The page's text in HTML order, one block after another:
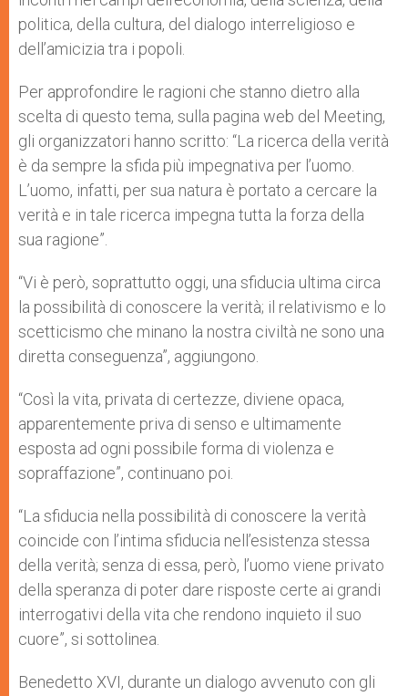
politica, della cultura, del dialogo interreligioso e
dell’amicizia tra i popoli.
Per approfondire le ragioni che stanno dietro alla
scelta di questo tema, sulla pagina web del Meeting,
gli organizzatori hanno scritto: “La ricerca della verità
è da sempre la sfida più impegnativa per l’uomo.
L’uomo, infatti, per sua natura è portato a cercare la
verità e in tale ricerca impegna tutta la forza della
sua ragione”.
“Vi è però, soprattutto oggi, una sfiducia ultima circa
la possibilità di conoscere la verità; il relativismo e lo
scetticismo che minano la nostra civiltà ne sono una
diretta conseguenza”, aggiungono.
“Così la vita, privata di certezze, diviene opaca,
apparentemente priva di senso e ultimamente
esposta ad ogni possibile forma di violenza e
sopraffazione”, continuano poi.
“La sfiducia nella possibilità di conoscere la verità
coincide con l’intima sfiducia nell’esistenza stessa
della verità; senza di essa, però, l’uomo viene privato
della speranza di poter dare risposte certe ai grandi
interrogativi della vita che rendono inquieto il suo
cuore”, si sottolinea.
Benedetto XVI, durante un dialogo avvenuto con gli